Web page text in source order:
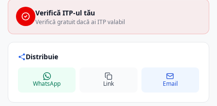
Verifică ITP-ul tău
Verifică gratuit dacă ai ITP valabil
Distribuie
WhatsApp Link Email